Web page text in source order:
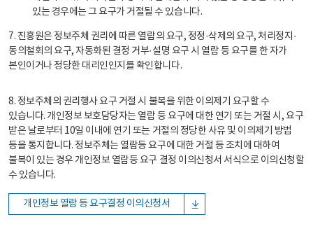
있는 경우에는 그 요구가 거절될 수 있습니다.
7. 진흥원은 정보주체 권리에 따른 열람의 요구, 정정·삭제의 요구, 처리정지·
동의철회의 요구, 자동화된 결정 거부·설명 요구 시 열람 등 요구를 한 자가
본인이거나 정당한 대리인인지를 확인합니다.
8. 정보주체의 권리행사 요구 거절 시 불복을 위한 이의제기 요구할 수
있습니다. 개인정보 보호담당자는 열람 등 요구에 대한 연기 또는 거절 시, 요구
받은 날로부터 10일 이내에 연기 또는 거절의 정당한 사유 및 이의제기 방법
등을 통지합니다. 정보주체는 열람등 요구에 대한 거절 등 조치에 대하여
불복이 있는 경우 개인정보 열람등 요구 결정 이의신청서 서식으로 이의신청할
수 있습니다.
개인정보 열람 등 요구결정 이의신청서